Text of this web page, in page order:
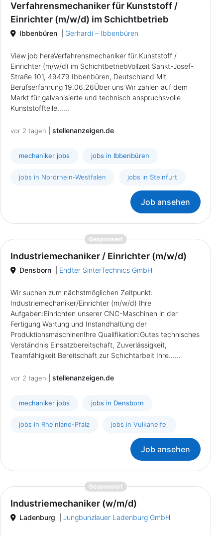
Verfahrensmechaniker für Kunststoff /
Einrichter (m/w/d) im Schichtbetrieb
Ibbenbüren Gerhardi – Ibbenbüren
View job hereVerfahrensmechaniker für Kunststoff /
Einrichter (m/w/d) im SchichtbetriebVollzeit Sankt-Josef-
Straße 101, 49479 Ibbenbüren, Deutschland Mit
Berufserfahrung 19.06.26Über uns Wir zählen auf dem
Markt für galvanisierte und technisch anspruchsvolle
Kunststoffteile......
vor 2 tagen stellenanzeigen.de
mechaniker jobs jobs in Ibbenbüren
jobs in Nordrhein-Westfalen jobs in Steinfurt
Job ansehen
Gesponsert{prompt.job}
Industriemechaniker / Einrichter (m/w/d)
Densborn Endter SinterTechnics GmbH
Wir suchen zum nächstmöglichen Zeitpunkt:
Industriemechaniker/Einrichter (m/w/d) Ihre
Aufgaben:Einrichten unserer CNC-Maschinen in der
Fertigung Wartung und Instandhaltung der
ProduktionsmaschinenIhre Qualifikation:Gutes technisches
Verständnis Einsatzbereitschaft, Zuverlässigkeit,
Teamfähigkeit Bereitschaft zur Schichtarbeit Ihre......
vor 2 tagen stellenanzeigen.de
mechaniker jobs jobs in Densborn
jobs in Rheinland-Pfalz jobs in Vulkaneifel
Job ansehen
Gesponsert{prompt.job}
Industriemechaniker (w/m/d)
Ladenburg Jungbunzlauer Ladenburg GmbH